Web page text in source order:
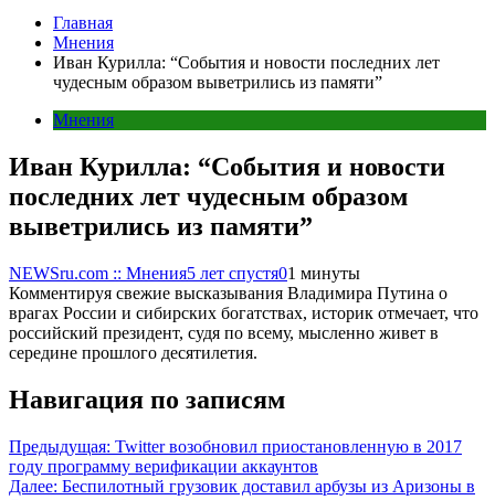
Главная
Мнения
Иван Курилла: “События и новости последних лет
чудесным образом выветрились из памяти”
Мнения
Иван Курилла: “События и новости
последних лет чудесным образом
выветрились из памяти”
NEWSru.com :: Мнения5 лет спустя01 минуты
Комментируя свежие высказывания Владимира Путина о
врагах России и сибирских богатствах, историк отмечает, что
российский президент, судя по всему, мысленно живет в
середине прошлого десятилетия.
Навигация по записям
Предыдущая: Twitter возобновил приостановленную в 2017
году программу верификации аккаунтов
Далее: Беспилотный грузовик доставил арбузы из Аризоны в